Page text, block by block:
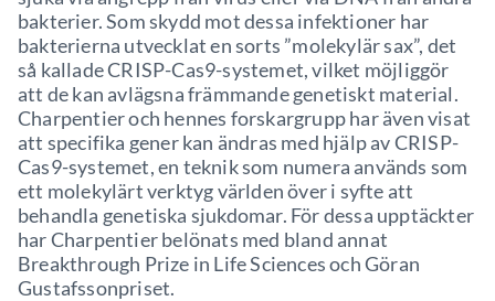
bakterier. Som skydd mot dessa infektioner har
bakterierna utvecklat en sorts ”molekylär sax”, det
så kallade CRISP-Cas9-systemet, vilket möjliggör
att de kan avlägsna främmande genetiskt material.
Charpentier och hennes forskargrupp har även visat
att specifika gener kan ändras med hjälp av CRISP-
Cas9-systemet, en teknik som numera används som
ett molekylärt verktyg världen över i syfte att
behandla genetiska sjukdomar. För dessa upptäckter
har Charpentier belönats med bland annat
Breakthrough Prize in Life Sciences och Göran
Gustafssonpriset.